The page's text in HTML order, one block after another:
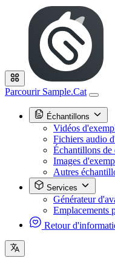
Parcourir Sample.Cat
Échantillons
Vidéos
Fichiers audio
Échantillons de
Images
Autres
Services
Générateur
Emplacements
Retour